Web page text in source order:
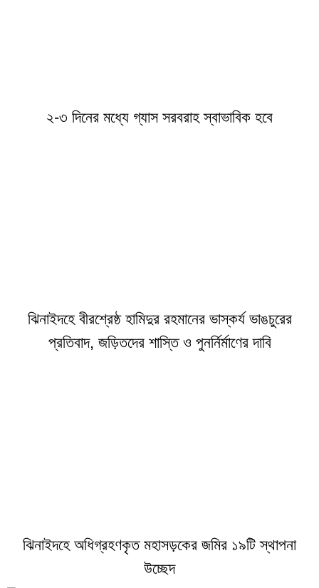
২-৩ দিনের মধ্যে গ্যাস সরবরাহ স্বাভাবিক হবে
ঝিনাইদহে বীরশ্রেষ্ঠ হামিদুর রহমানের ভাস্কর্য ভাঙচুরের
প্রতিবাদ, জড়িতদের শাস্তি ও পুনর্নির্মাণের দাবি
ঝিনাইদহে অধিগ্রহণকৃত মহাসড়কের জমির ১৯টি স্থাপনা
উচ্ছেদ